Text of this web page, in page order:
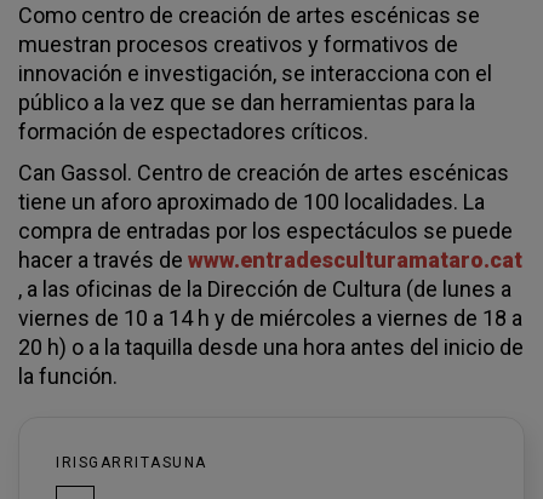
Como centro de creación de artes escénicas se
muestran procesos creativos y formativos de
innovación e investigación, se interacciona con el
público a la vez que se dan herramientas para la
formación de espectadores críticos.
Can Gassol. Centro de creación de artes escénicas
tiene un aforo aproximado de 100 localidades. La
compra de entradas por los espectáculos se puede
hacer a través de www.entradesculturamataro.cat
, a las oficinas de la Dirección de Cultura (de lunes a
viernes de 10 a 14 h y de miércoles a viernes de 18 a
20 h) o a la taquilla desde una hora antes del inicio de
la función.
IRISGARRITASUNA